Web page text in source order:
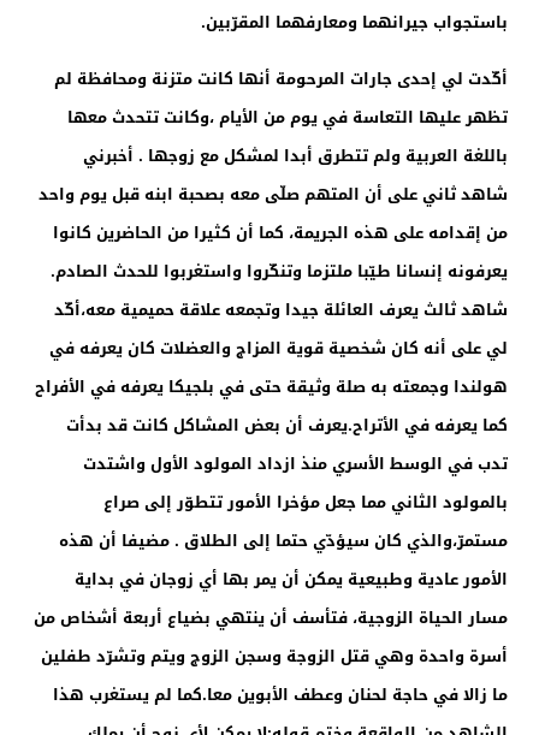
باستجواب جيرانهما ومعارفهما المقرّبين.
أكّدت لي إحدى جارات المرحومة أنها كانت متزنة ومحافظة لم
تظهر عليها التعاسة في يوم من الأيام ،وكانت تتحدث معها
باللغة العربية ولم تتطرق أبدا لمشكل مع زوجها . أخبرني
شاهد ثاني على أن المتهم صلّى معه بصحبة ابنه قبل يوم واحد
من إقدامه على هذه الجريمة، كما أن كثيرا من الحاضرين كانوا
يعرفونه إنسانا طيّبا ملتزما وتنكّروا واستغربوا للحدث الصادم.
شاهد ثالث يعرف العائلة جيدا وتجمعه علاقة حميمية معه،أكّد
لي على أنه كان شخصية قوية المزاج والعضلات كان يعرفه في
هولندا وجمعته به صلة وثيقة حتى في بلجيكا يعرفه في الأفراح
كما يعرفه في الأتراح.يعرف أن بعض المشاكل كانت قد بدأت
تدب في الوسط الأسري منذ ازداد المولود الأول واشتدت
بالمولود الثاني مما جعل مؤخرا الأمور تتطوّر إلى صراع
مستمرّ،والذي كان سيؤدّي حتما إلى الطلاق . مضيفا أن هذه
الأمور عادية وطبيعية يمكن أن يمر بها أي زوجان في بداية
مسار الحياة الزوجية، فتأسف أن ينتهي بضياع أربعة أشخاص من
أسرة واحدة وهي قتل الزوجة وسجن الزوج ويتم وتشرّد طفلين
ما زالا في حاجة لحنان وعطف الأبوين معا.كما لم يستغرب هذا